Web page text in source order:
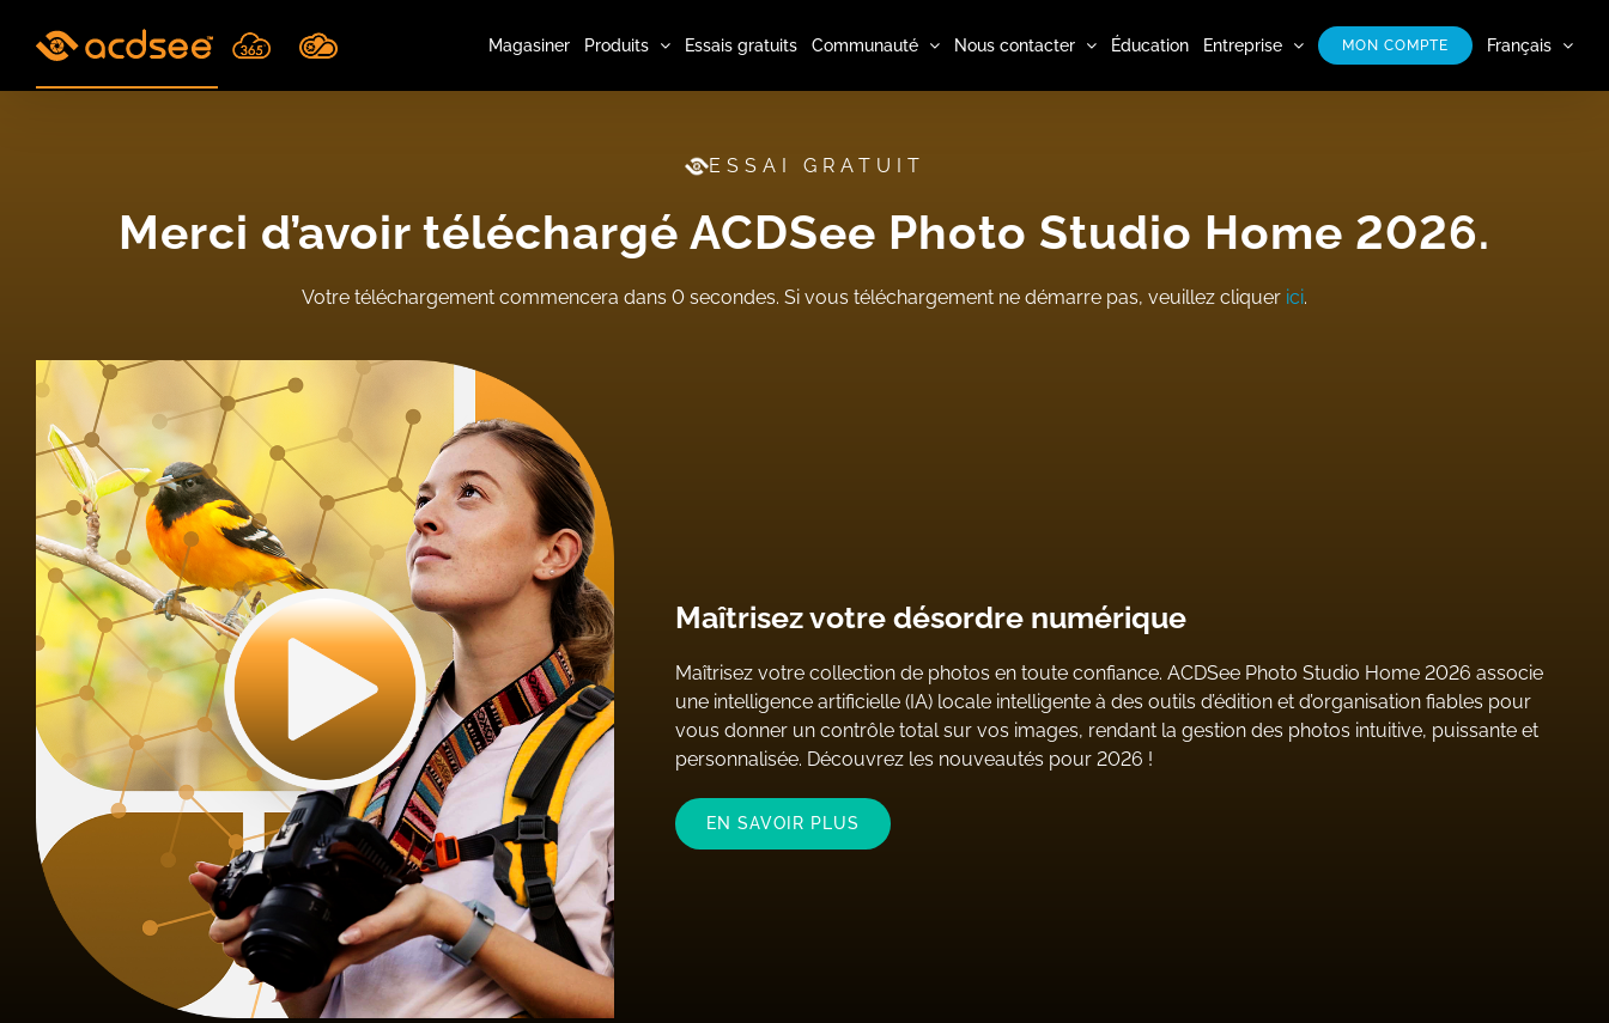
Magasiner Produits Essais gratuits Communauté Nous contacter Éducation Entreprise MON COMPTE Français
ESSAI GRATUIT
Merci d’avoir téléchargé ACDSee Photo Studio Home 2026.
Votre téléchargement commencera dans 0 secondes. Si vous téléchargement ne démarre pas, veuillez cliquer ici.
Maîtrisez votre désordre numérique
Maîtrisez votre collection de photos en toute confiance. ACDSee Photo Studio Home 2026 associe
une intelligence artificielle (IA) locale intelligente à des outils d’édition et d’organisation fiables pour
vous donner un contrôle total sur vos images, rendant la gestion des photos intuitive, puissante et
personnalisée. Découvrez les nouveautés pour2026 !
EN SAVOIR PLUS